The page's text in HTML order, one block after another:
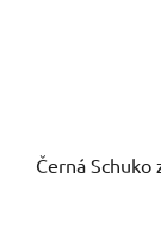
Černá